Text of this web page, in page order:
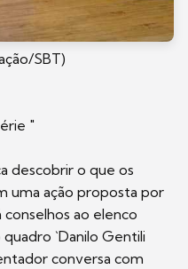
SBT)
"
descobrir o que os
uma ação proposta por
conselhos ao elenco
`Danilo Gentili
conversa com